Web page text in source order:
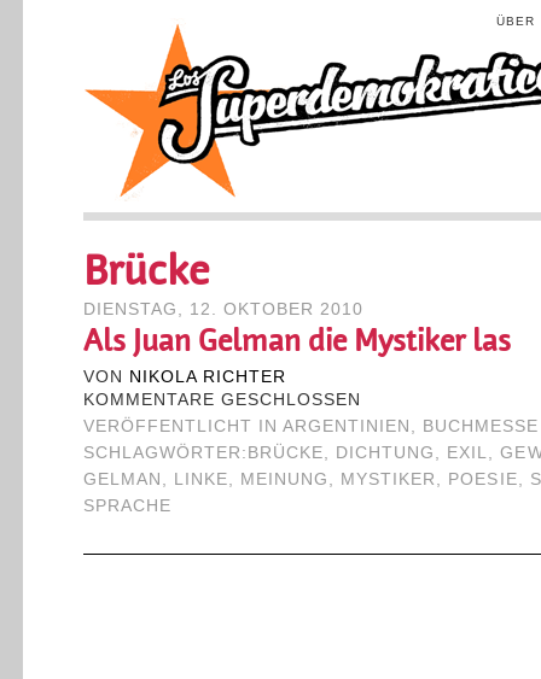
ÜBER
Brücke
DIENSTAG, 12. OKTOBER 2010
Als Juan Gelman die Mystiker las
VON
NIKOLA RICHTER
KOMMENTARE GESCHLOSSEN
VERÖFFENTLICHT IN ARGENTINIEN , BUCHMESSE
SCHLAGWÖRTER: BRÜCKE, DICHTUNG , EXIL,
GELMAN , LINKE, MEINUNG , MYSTIKER , POESIE,
SPRACHE